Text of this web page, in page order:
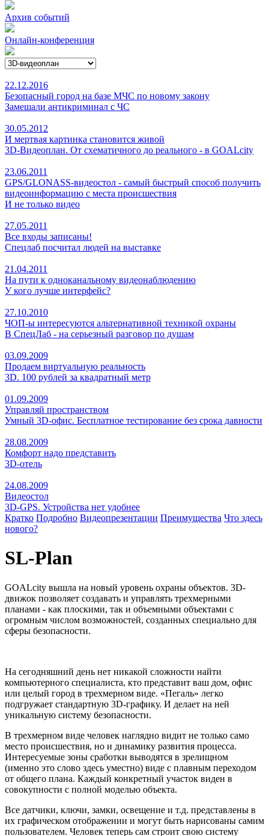
Архив событий
Онлайн-конференция
22.12.2016
Безопасный город на базе МЧС по новому закону
Замешали антикриминал с ЧС
30.05.2012
И мертвая картинка становится живой
3D-Видеоплан. От схематичного до реального - в GOALcity
23.06.2011
GPS/GLONASS-видеостол - самый быстрый способ получить
видеоинформацию с места происшествия
И не только видео
27.05.2011
Все входы записаны!
Спецлаб посчитал людей на выставке
21.04.2011
На пути к одноканальному видеонаблюдению
У кого лучше интерфейс?
27.10.2010
ЧОП-ы интересуются альтернативной техникой охраны
В СпецЛаб - на серьезный разговор по душам
03.09.2009
Продаем виртуальную реальность
3D. 100 рублей за квадратный метр
01.09.2009
Управляй пространством
Умный 3D-офис. Бесплатное тестирование без срока давности
28.08.2009
Комфорт надо представить
3D-отель
24.08.2009
Видеостол
3D-GPS. Устройства нет удобнее
Кратко Подробно Видеопрезентации Преимущества Что здесь
нового?
SL-Plan
GOALcity вышла на новый уровень охраны объектов. 3D-
движок позволяет создавать и управлять трехмерными
планами - как плоскими, так и объемными объектами с
огромным числом возможностей, созданных специально для
сферы безопасности.
На сегодняшний день нет никакой сложности найти
компьютерного специалиста, кто представит ваш дом, офис
или целый город в трехмерном виде. «Пегаль» легко
подгружает стандартную 3D-графику. И делает на ней
уникальную систему безопасности.
В трехмерном виде человек наглядно видит не только само
место происшествия, но и динамику развития процесса.
Интересуемые зоны сработки выводятся в зрелищном
(именно это слово здесь уместно) виде с плавным переходом
от общего плана. Каждый конкретный участок виден в
совокупности с полной моделью объекта.
Все датчики, ключи, замки, освещение и т.д. представлены в
их графическом отображении и могут быть нарисованы самим
пользователем. Человек теперь сам строит свою систему